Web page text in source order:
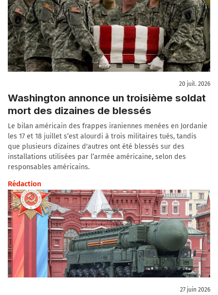
20 juil. 2026
Washington annonce un troisième soldat
mort des dizaines de blessés
Le bilan américain des frappes iraniennes menées en Jordanie
les 17 et 18 juillet s’est alourdi à trois militaires tués, tandis
que plusieurs dizaines d'autres ont été blessés sur des
installations utilisées par l’armée américaine, selon des
responsables américains.
Rédaction
27 juin 2026